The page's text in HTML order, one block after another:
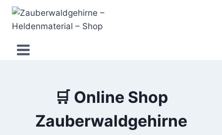
Zum
springen
🛒 Online Shop
Zauberwaldgehirne